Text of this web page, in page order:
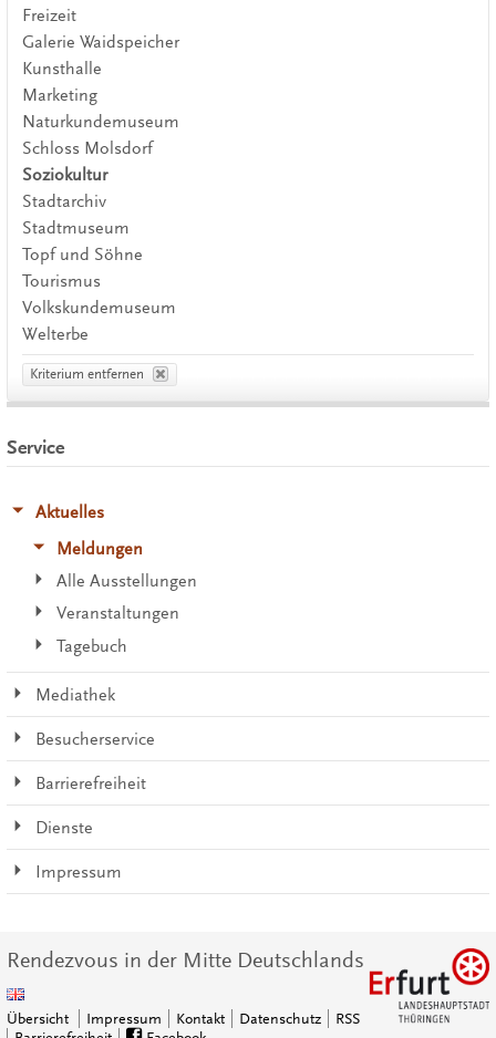
Freizeit
Galerie Waidspeicher
Kunsthalle
Marketing
Naturkundemuseum
Schloss Molsdorf
Soziokultur
Stadtarchiv
Stadtmuseum
Topf und Söhne
Tourismus
Volkskundemuseum
Welterbe
Kriterium entfernen
Service
Aktuelles
Meldungen
Alle Ausstellungen
Veranstaltungen
Tagebuch
Mediathek
Besucherservice
Barrierefreiheit
Dienste
Impressum
Rendezvous in der Mitte Deutschlands
Übersicht Impressum Kontakt Datenschutz
RSS